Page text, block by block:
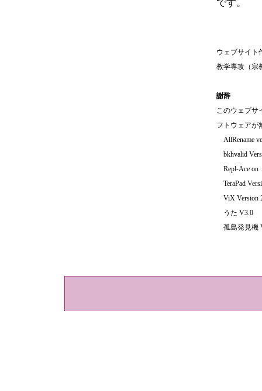
ウェブサイト
教学専攻（宗
謝辞
このウェブ
フトウェアが
AllRename
bkhvalid
Repl-Ace on
TeraPad
ViX Version
うた V3.0
孤島発見機